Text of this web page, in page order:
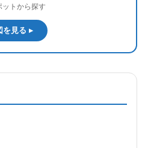
ットから探す
を見る ▸